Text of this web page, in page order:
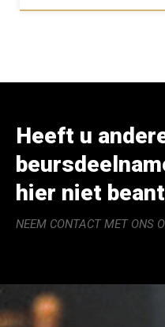
Heeft u
hier niet
NEEM CONTACT MET ONS